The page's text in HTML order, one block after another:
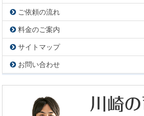
ご依頼の流れ
料金のご案内
サイトマップ
お問い合わせ